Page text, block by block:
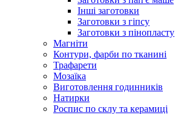
Інші заготовки
Заготовки з гіпсу
Заготовки з пінопласту
Магніти
Контури, фарби по тканині
Трафарети
Мозаїка
Виготовлення годинників
Натирки
Роспис по склу та керамиці